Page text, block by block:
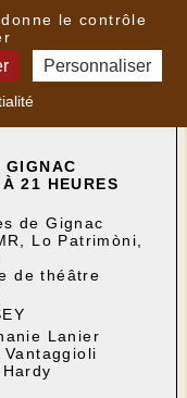
14:24
GIGNAC
21 HEURES
de Gignac
Lo Patrimòni,
de théâtre
Lanier
le contrôle
Personnaliser